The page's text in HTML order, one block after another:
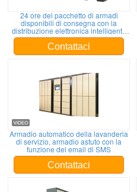
24 ore del pacchetto di armadi
disponibili di consegna con la
distribuzione elettronica intelligente
della rete avanzata
Contattaci
Armadio automatico della lavanderia
di servizio, armadio astuto con la
funzione del email di SMS
Contattaci